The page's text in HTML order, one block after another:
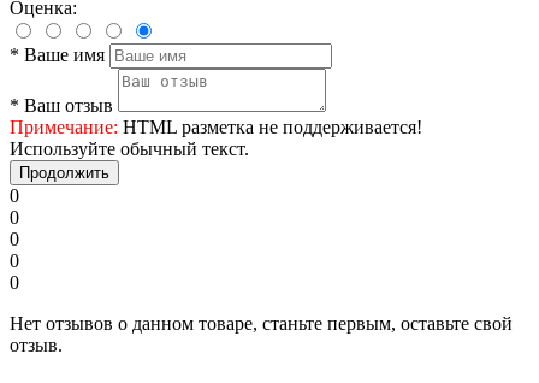
Оценка:
* Ваше имя
* Ваш отзыв
Примечание: HTML разметка не поддерживается!
Используйте обычный текст.
Продолжить
0
0
0
0
0
Нет отзывов о данном товаре, станьте первым, оставьте свой
отзыв.